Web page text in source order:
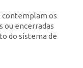
contemplam os
ou encerradas
do sistema de